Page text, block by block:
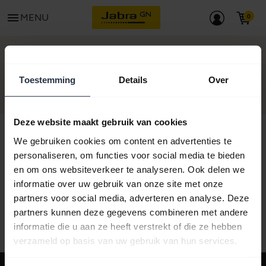
Toestemming Details Over
Deze website maakt gebruik van cookies
We gebruiken cookies om content en advertenties te
personaliseren, om functies voor social media te bieden
en om ons websiteverkeer te analyseren. Ook delen we
informatie over uw gebruik van onze site met onze
partners voor social media, adverteren en analyse. Deze
partners kunnen deze gegevens combineren met andere
informatie die u aan ze heeft verstrekt of die ze hebben
verzameld op basis van uw gebruik van hun services.
menu MENU
Alle ondersteuningscontent
Hulpbronnen om aan de slag te gaan